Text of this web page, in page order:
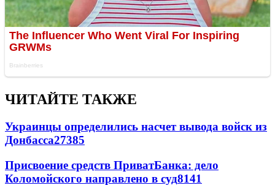
ЧИТАЙТЕ ТАКЖЕ
Украинцы определились насчет вывода войск из
Донбасса27385
Присвоение средств ПриватБанка: дело
Коломойского направлено в суд8141